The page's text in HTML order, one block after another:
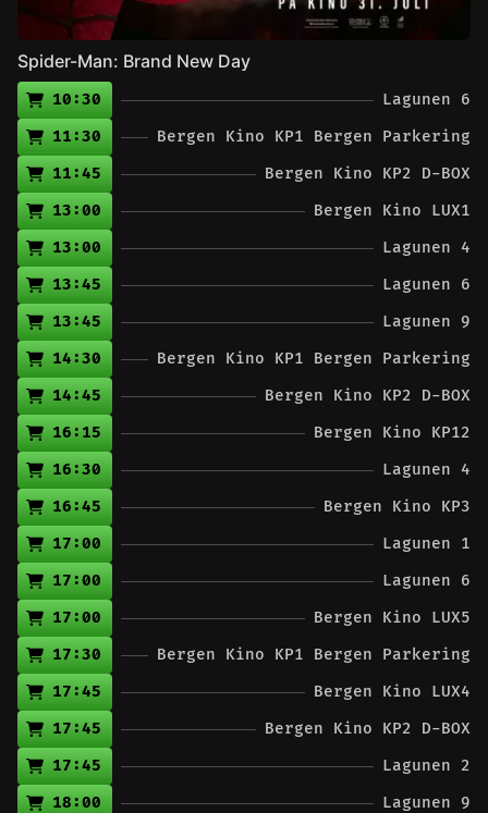
Spider-Man: Brand New Day
10:30
Lagunen 6
11:30
Bergen Kino KP1 Bergen Parkering
11:45
Bergen Kino KP2 D-BOX
13:00
Bergen Kino LUX1
13:00
Lagunen 4
13:45
Lagunen 6
13:45
Lagunen 9
14:30
Bergen Kino KP1 Bergen Parkering
14:45
Bergen Kino KP2 D-BOX
16:15
Bergen Kino KP12
16:30
Lagunen 4
16:45
Bergen Kino KP3
17:00
Lagunen 1
17:00
Lagunen 6
17:00
Bergen Kino LUX5
17:30
Bergen Kino KP1 Bergen Parkering
17:45
Bergen Kino LUX4
17:45
Bergen Kino KP2 D-BOX
17:45
Lagunen 2
18:00
Lagunen 9